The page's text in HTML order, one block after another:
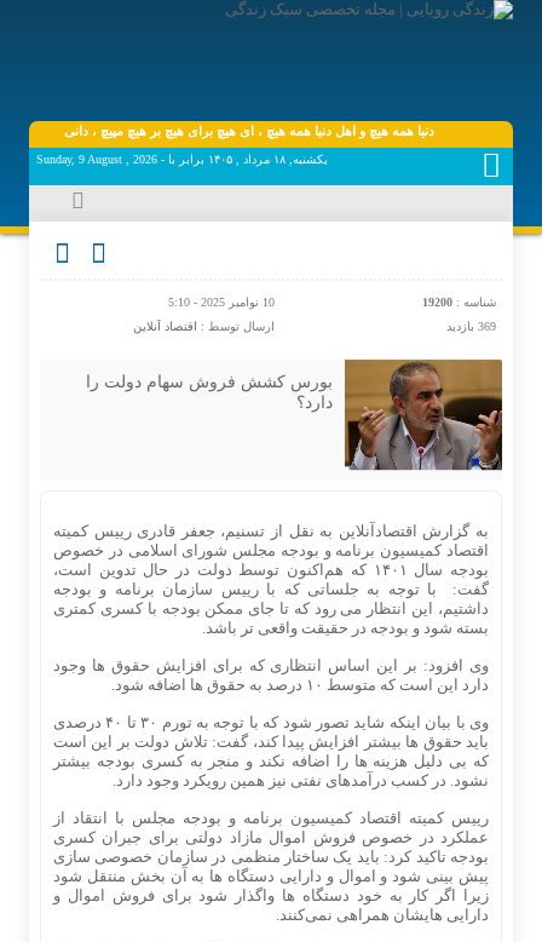
دنیا همه هیچ و اهل دنیا همه هیچ ، ‌ای هیچ برای هیچ بر هیچ مپیچ ، دانی که پس از
یکشنبه, ۱۸ مرداد , ۱۴۰۵ برابر با - Sunday, 9 August , 2026
شناسه : 19200
10 نوامبر 2025 - 5:10
369 بازدید
ارسال توسط : اقتصاد آنلاین
بورس کشش فروش سهام دولت را
دارد؟
به گزارش اقتصادآنلاین به نقل از تسنیم، جعفر قادری رییس کمیته
اقتصاد کمیسیون برنامه و بودجه مجلس شورای اسلامی در خصوص
بودجه سال ۱۴۰۱ که هم‌اکنون توسط دولت در حال تدوین است،
گفت: با توجه به جلساتی که با رییس سازمان برنامه و بودجه
داشتیم، این انتظار می رود که تا جای ممکن بودجه با کسری کمتری
بسته شود و بودجه در حقیقت واقعی تر باشد.
وی افزود: بر این اساس انتظاری که برای افزایش حقوق ها وجود
دارد این است که متوسط ۱۰ درصد به حقوق ها اضافه شود.
وی با بیان اینکه شاید تصور شود که با توجه به تورم ۳۰ تا ۴۰ درصدی
باید حقوق ها بیشتر افزایش پیدا کند، گفت: تلاش دولت بر این است
که بی دلیل هزینه ها را اضافه نکند و منجر به کسری بودجه بیشتر
نشود. در کسب درآمدهای نفتی نیز همین رویکرد وجود دارد.
رییس کمیته اقتصاد کمیسیون برنامه و بودجه مجلس با انتقاد از
عملکرد در خصوص فروش اموال مازاد دولتی برای جبران کسری
بودجه تاکید کرد: باید یک ساختار منظمی در سازمان خصوصی سازی
پیش بینی شود و اموال و دارایی دستگاه ها به آن بخش منتقل شود
زیرا اگر کار به خود دستگاه ها واگذار شود برای فروش اموال و
دارایی هایشان همراهی نمی‌کنند.